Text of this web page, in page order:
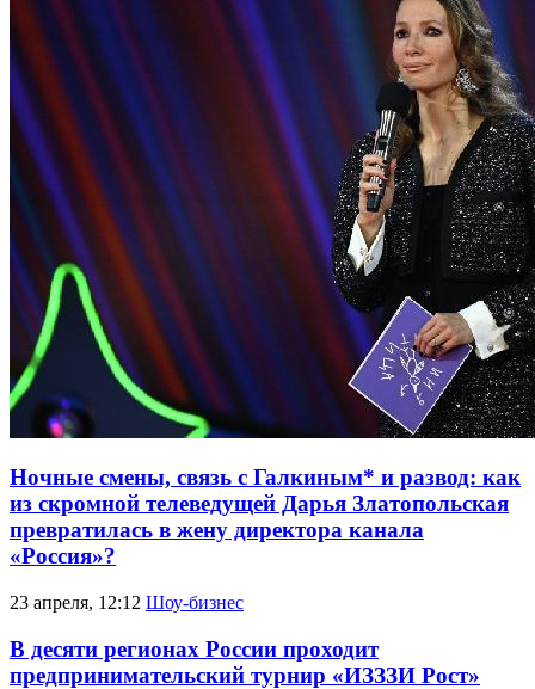
Ночные смены, связь с Галкиным* и развод: как
из скромной телеведущей Дарья Златопольская
превратилась в жену директора канала
«Россия»?
23 апреля, 12:12 Шоу-бизнес
В десяти регионах России проходит
предпринимательский турнир «ИЗЗЗИ Рост»